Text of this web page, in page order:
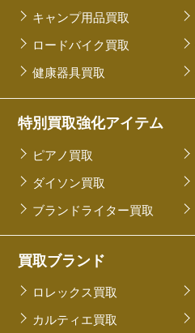
キャンプ用品買取
ロードバイク買取
健康器具買取
特別買取強化アイテム
ピアノ買取
ダイソン買取
ブランドライター買取
買取ブランド
ロレックス買取
カルティエ買取